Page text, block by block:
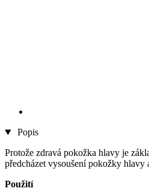
Popis
Protože zdravá pokožka hlavy je
předcházet vysoušení pokožky
Použití